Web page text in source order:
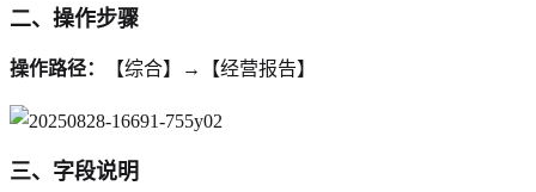
二、操作步骤
操作路径： 【综合】→【经营报告】
三、字段说明